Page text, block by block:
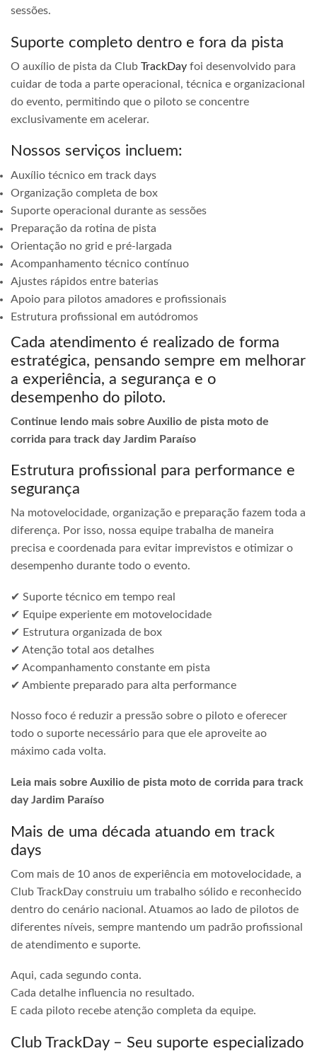
sessões.
Suporte completo dentro e fora da pista
O auxílio de pista da Club TrackDay foi desenvolvido para
cuidar de toda a parte operacional, técnica e organizacional
do evento, permitindo que o piloto se concentre
exclusivamente em acelerar.
Nossos serviços incluem:
Auxílio técnico em track days
Organização completa de box
Suporte operacional durante as sessões
Preparação da rotina de pista
Orientação no grid e pré-largada
Acompanhamento técnico contínuo
Ajustes rápidos entre baterias
Apoio para pilotos amadores e profissionais
Estrutura profissional em autódromos
Cada atendimento é realizado de forma
estratégica, pensando sempre em melhorar
a experiência, a segurança e o
desempenho do piloto.
Continue lendo mais sobre Auxilio de pista moto de
corrida para track day Jardim Paraíso
Estrutura profissional para performance e
segurança
Na motovelocidade, organização e preparação fazem toda a
diferença. Por isso, nossa equipe trabalha de maneira
precisa e coordenada para evitar imprevistos e otimizar o
desempenho durante todo o evento.
✔ Suporte técnico em tempo real
✔ Equipe experiente em motovelocidade
✔ Estrutura organizada de box
✔ Atenção total aos detalhes
✔ Acompanhamento constante em pista
✔ Ambiente preparado para alta performance
Nosso foco é reduzir a pressão sobre o piloto e oferecer
todo o suporte necessário para que ele aproveite ao
máximo cada volta.
Leia mais sobre Auxilio de pista moto de corrida para track
day Jardim Paraíso
Mais de uma década atuando em track
days
Com mais de 10 anos de experiência em motovelocidade, a
Club TrackDay construiu um trabalho sólido e reconhecido
dentro do cenário nacional. Atuamos ao lado de pilotos de
diferentes níveis, sempre mantendo um padrão profissional
de atendimento e suporte.
Aqui, cada segundo conta.
Cada detalhe influencia no resultado.
E cada piloto recebe atenção completa da equipe.
Club TrackDay – Seu suporte especializado